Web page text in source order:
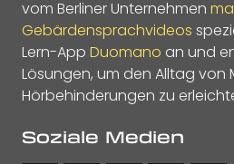
vom Berliner Unternehmen
Gebärdensprachvideos
Lern-App Duomano an und
Lösungen, um den Alltag von
Hörbehinderungen zu
Soziale Medien